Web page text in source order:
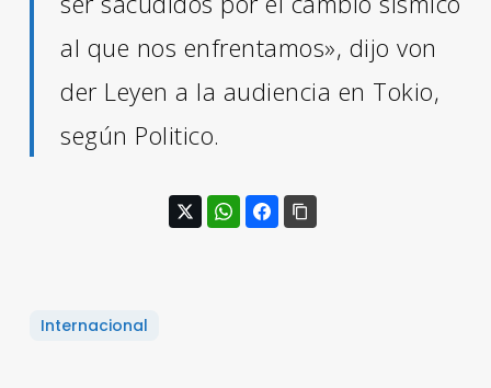
al que nos enfrentamos», dijo von
der Leyen a la audiencia en Tokio,
según Politico.
Internacional